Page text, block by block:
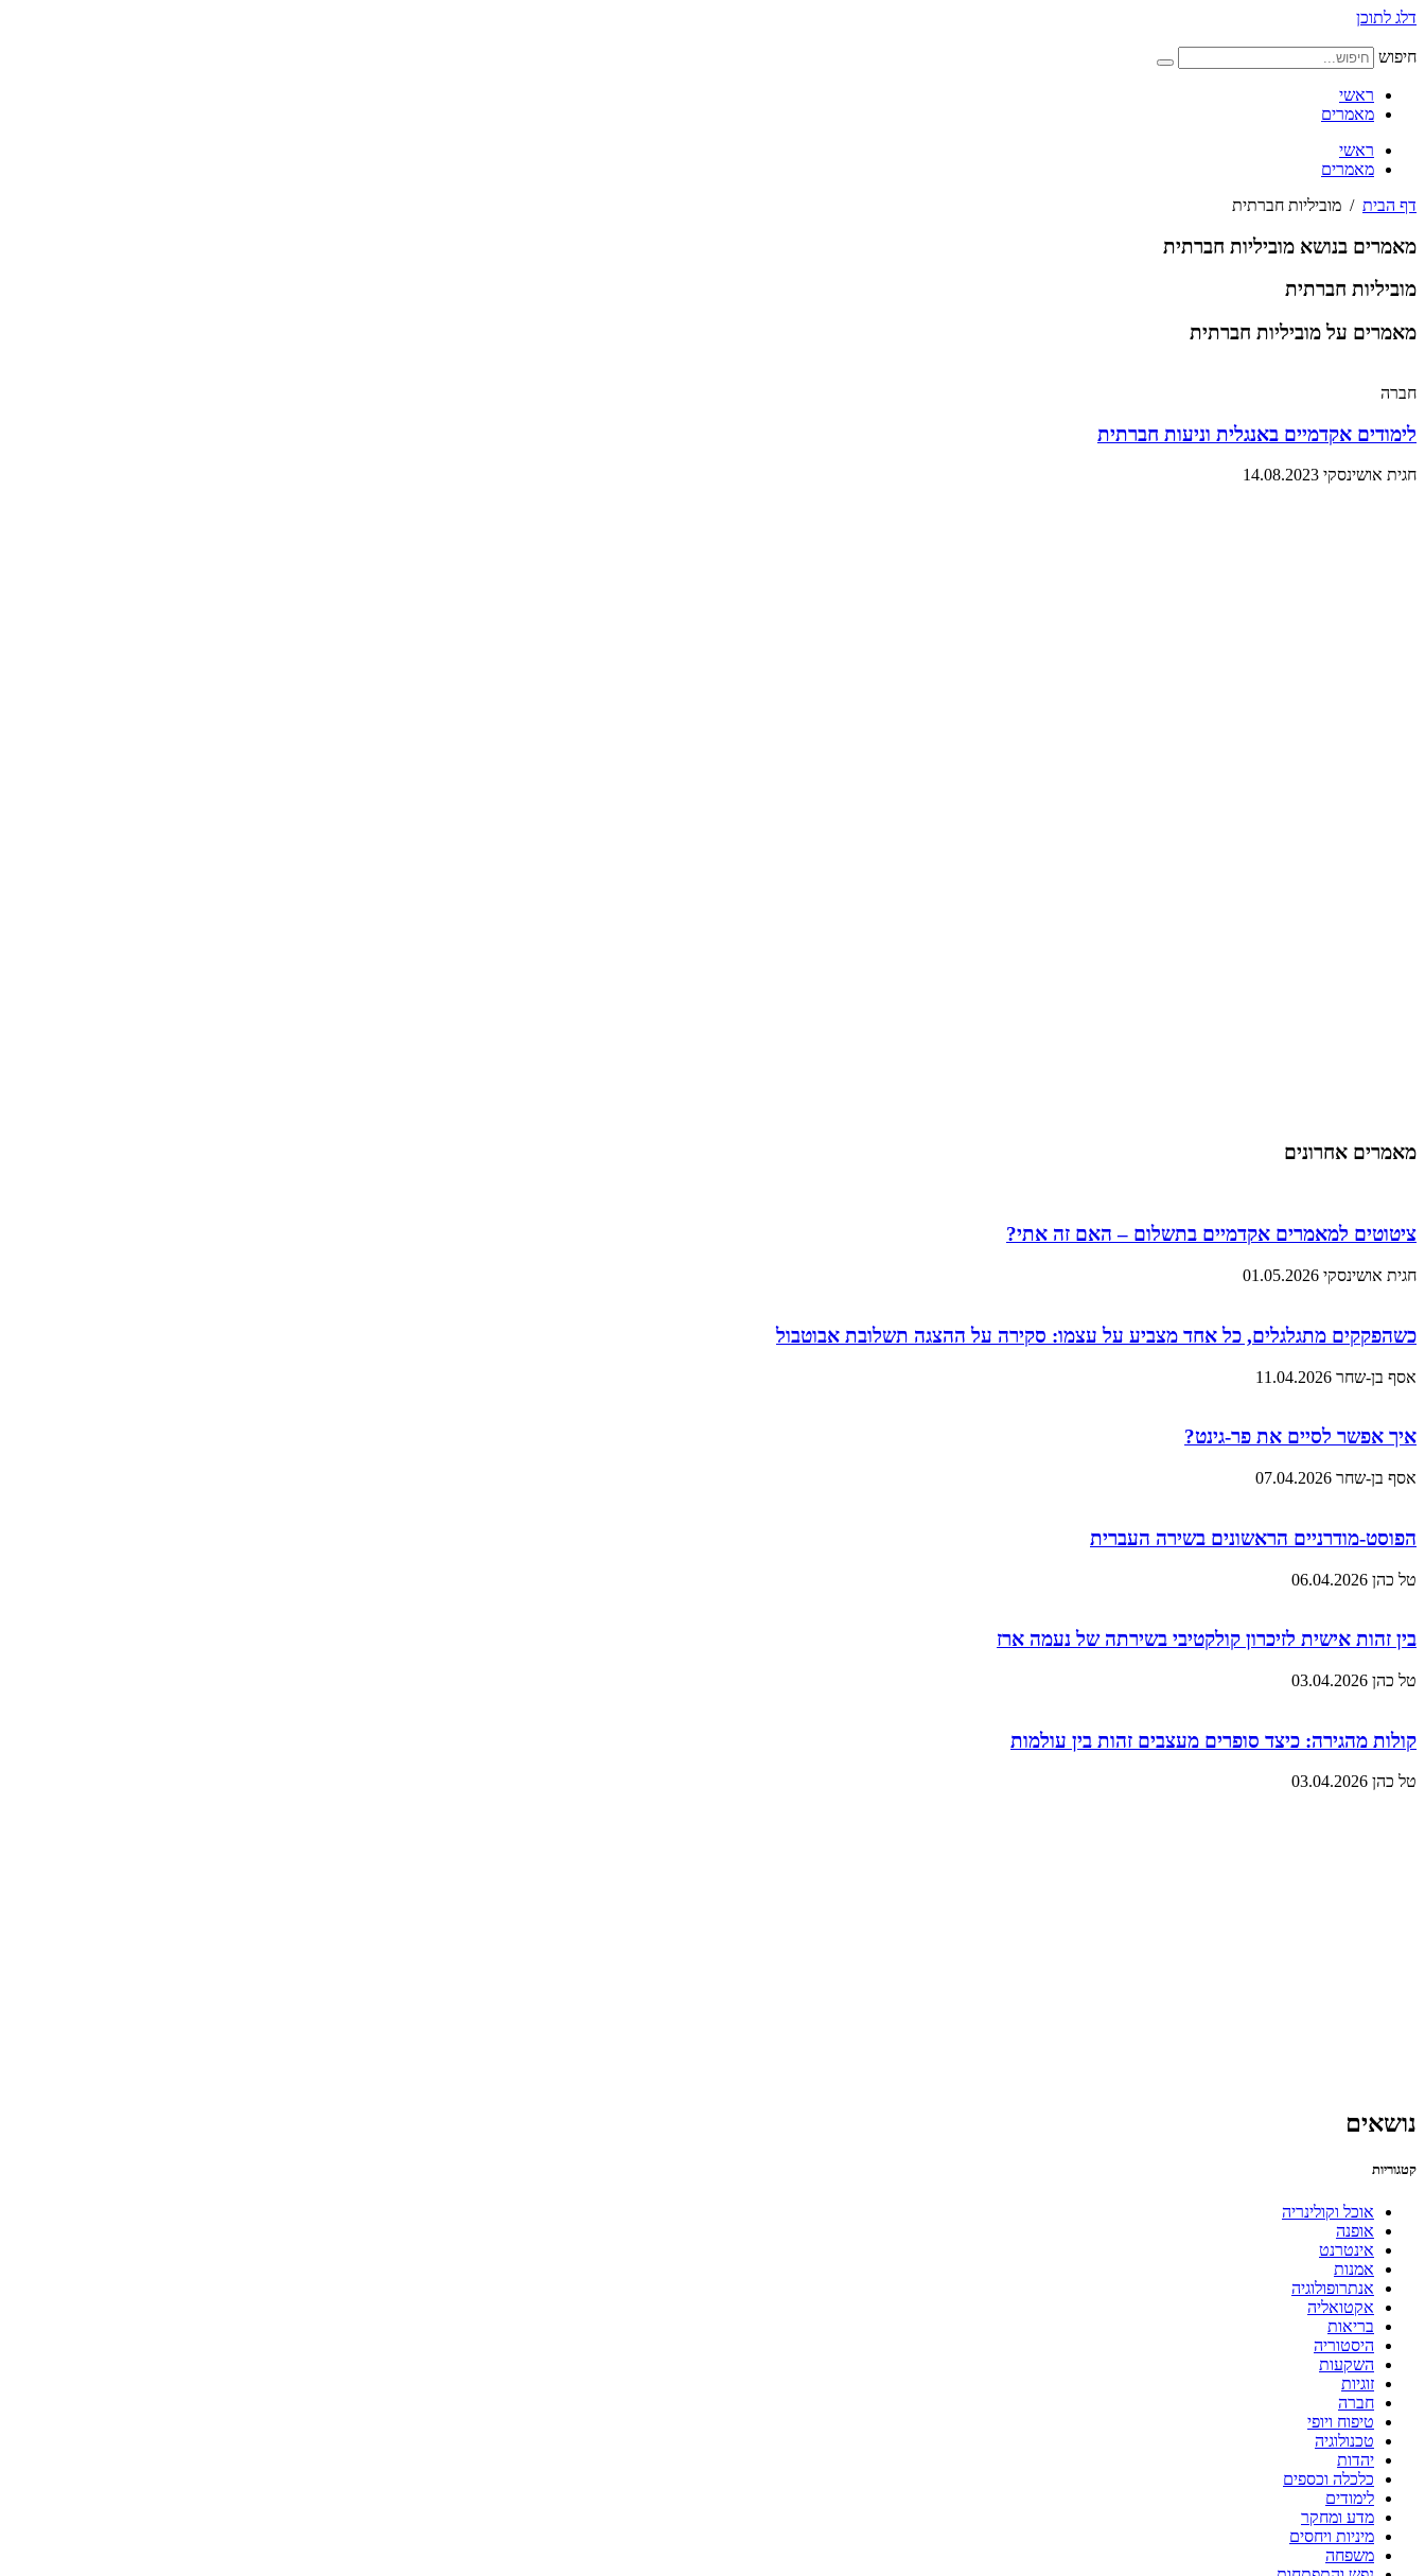
דלג לתוכן
חיפוש
ראשי
מאמרים
ראשי
מאמרים
דף הבית / מוביליות חברתית
מאמרים בנושא מוביליות חברתית
מוביליות חברתית
מאמרים על מוביליות חברתית
חברה
לימודים אקדמיים באנגלית וניעות חברתית
חגית אושינסקי 14.08.2023
מאמרים אחרונים
ציטוטים למאמרים אקדמיים בתשלום – האם זה אתי?
חגית אושינסקי 01.05.2026
כשהפקקים מתגלגלים, כל אחד מצביע על עצמו: סקירה על ההצגה תשלובת אבוטבול
אסף בן-שחר 11.04.2026
איך אפשר לסיים את פר-גינט?
אסף בן-שחר 07.04.2026
הפוסט-מודרניים הראשונים בשירה העברית
טל כהן 06.04.2026
בין זהות אישית לזיכרון קולקטיבי בשירתה של נעמה ארז
טל כהן 03.04.2026
קולות מהגירה: כיצד סופרים מעצבים זהות בין עולמות
טל כהן 03.04.2026
נושאים
קטגוריות
אוכל וקולינריה
אופנה
אינטרנט
אמנות
אנתרופולוגיה
אקטואליה
בריאות
היסטוריה
השקעות
זוגיות
חברה
טיפוח ויופי
טכנולוגיה
יהדות
כלכלה וכספים
לימודים
מדע ומחקר
מיניות ויחסים
משפחה